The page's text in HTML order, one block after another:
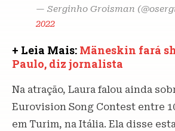
— Serginho Groisman
2022
+ Leia Mais: Mäneskin fará
Paulo, diz jornalista
Na atração, Laura falou ainda
Eurovision Song Contest entre
em Turim, na Itália. Ela disse